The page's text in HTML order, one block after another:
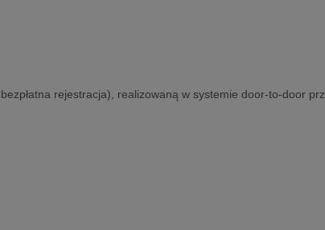
rejestracja), realizowaną w systemie door-to-door